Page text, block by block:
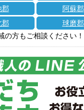
郡
阿蘇郡
郡
球磨郡
の方もご相談ください！